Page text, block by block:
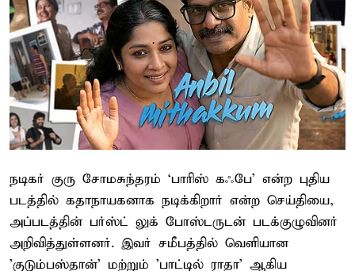
நடிகர் குரு சோமசுந்தரம் ‘பாரிஸ் கஃபே’ என்ற புதிய
படத்தில் கதாநாயகனாக நடிக்கிறார் என்ற செய்தியை,
அப்படத்தின் பர்ஸ்ட் லுக் போஸ்டருடன் படக்குழுவினர்
அறிவித்துள்ளனர். இவர் சமீபத்தில் வெளியான
'குடும்பஸ்தான்' மற்றும் 'பாட்டில் ராதா' ஆகிய